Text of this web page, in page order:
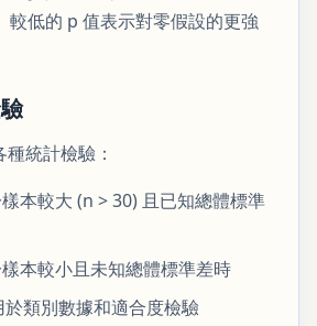
較低的 p 值表示對零假設的更強
統計檢驗：
本較大 (n > 30) 且已知總體標準
本較小且未知總體標準差時
於類別數據和適合度檢驗